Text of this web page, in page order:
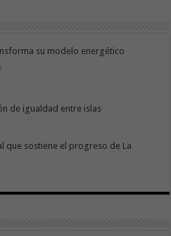
su modelo energético
de igualdad entre islas
que sostiene el progreso de La